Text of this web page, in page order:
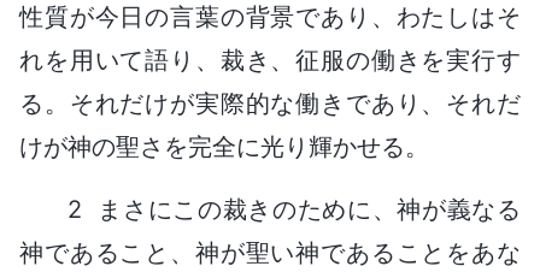
性質が今日の言葉の背景であり、わたしはそ
れを用いて語り、裁き、征服の働きを実行す
る。それだけが実際的な働きであり、それだ
けが神の聖さを完全に光り輝かせる。
2 まさにこの裁きのために、神が義なる
神であること、神が聖い神であることをあな